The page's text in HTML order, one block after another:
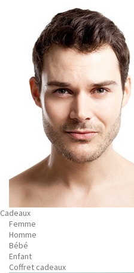
Cadeaux
Femme
Homme
Bébé
Enfant
Coffret cadeaux